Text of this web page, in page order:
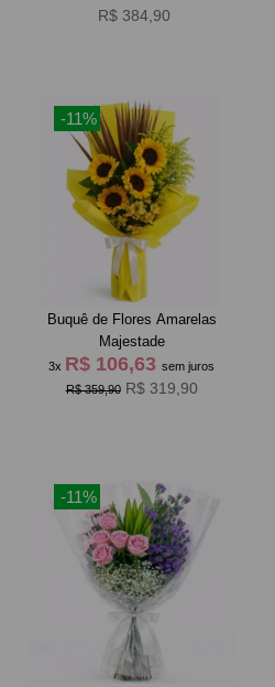
R$ 384,90
-11%
Buquê de Flores Amarelas
Majestade
3x R$ 106,63sem juros
R$ 359,90 R$ 319,90
-11%